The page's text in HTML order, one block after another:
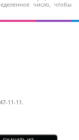
число, чтобы
11-11.